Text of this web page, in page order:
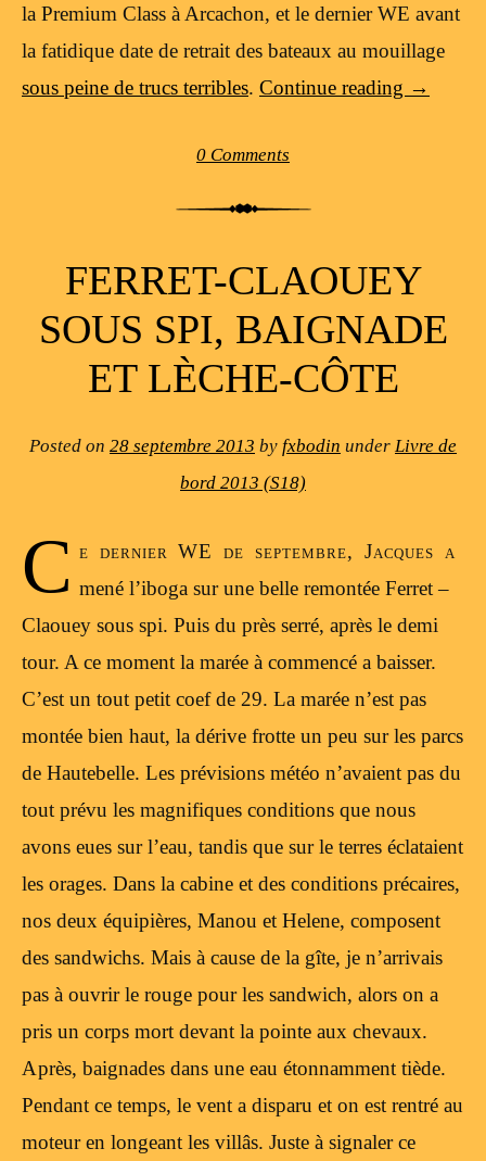
la Premium Class à Arcachon, et le dernier WE avant
la fatidique date de retrait des bateaux au mouillage
sous peine de trucs terribles. Continue reading →
0 Comments
FERRET-CLAOUEY
SOUS SPI, BAIGNADE
ET LÈCHE-CÔTE
Posted on 28 septembre 2013 by fxbodin under Livre de
bord 2013 (S18)
C e dernier WE de septembre, Jacques a
mené l’iboga sur une belle remontée Ferret –
Claouey sous spi. Puis du près serré, après le demi
tour. A ce moment la marée à commencé a baisser.
C’est un tout petit coef de 29. La marée n’est pas
montée bien haut, la dérive frotte un peu sur les parcs
de Hautebelle. Les prévisions météo n’avaient pas du
tout prévu les magnifiques conditions que nous
avons eues sur l’eau, tandis que sur le terres éclataient
les orages. Dans la cabine et des conditions précaires,
nos deux équipières, Manou et Helene, composent
des sandwichs. Mais à cause de la gîte, je n’arrivais
pas à ouvrir le rouge pour les sandwich, alors on a
pris un corps mort devant la pointe aux chevaux.
Après, baignades dans une eau étonnamment tiède.
Pendant ce temps, le vent a disparu et on est rentré au
moteur en longeant les villâs. Juste à signaler ce